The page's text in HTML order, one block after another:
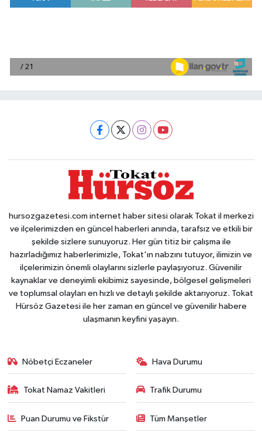
hursozgazetesi.com internet haber sitesi olarak Tokat il merkezi
ve ilçelerimizden en güncel haberleri anında, tarafsız ve etkili bir
şekilde sizlere sunuyoruz. Her gün titiz bir çalışma ile
hazırladığımız haberlerimizle, Tokat'ın nabzını tutuyor, ilimizin ve
ilçelerimizin önemli olaylarını sizlerle paylaşıyoruz. Güvenilir
kaynaklar ve deneyimli ekibimiz sayesinde, bölgesel gelişmeleri
ve toplumsal olayları en hızlı ve detaylı şekilde aktarıyoruz. Tokat
Hürsöz Gazetesi ile her zaman en güncel ve güvenilir habere
ulaşmanın keyfini yaşayın.
Nöbetçi Eczaneler Hava Durumu
Tokat Namaz Vakitleri Trafik Durumu
Puan Durumu ve Fikstür Tüm Manşetler